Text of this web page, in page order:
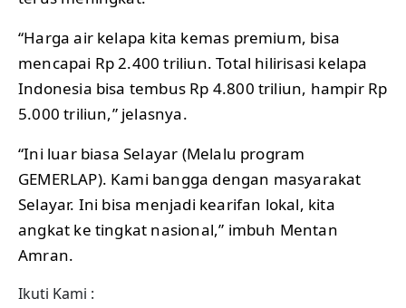
“Harga air kelapa kita kemas premium, bisa
mencapai Rp 2.400 triliun. Total hilirisasi kelapa
Indonesia bisa tembus Rp 4.800 triliun, hampir Rp
5.000 triliun,” jelasnya.
“Ini luar biasa Selayar (Melalu program
GEMERLAP). Kami bangga dengan masyarakat
Selayar. Ini bisa menjadi kearifan lokal, kita
angkat ke tingkat nasional,” imbuh Mentan
Amran.
Ikuti Kami :